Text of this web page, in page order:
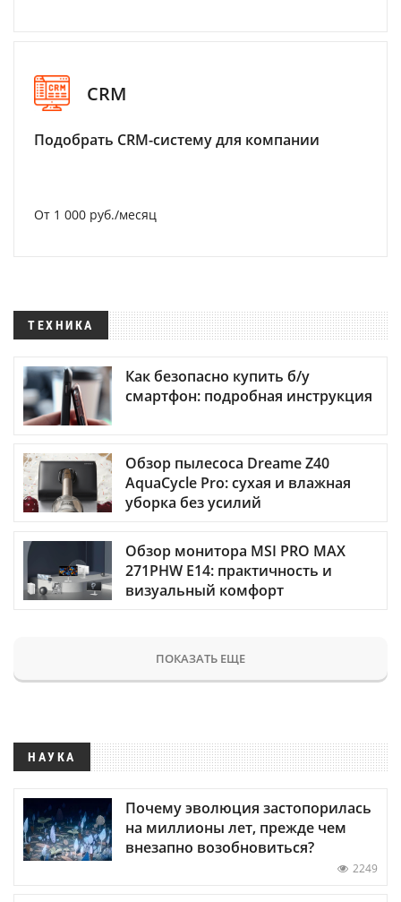
CRM
Подобрать CRM-систему для компании
От 1 000 руб./месяц
ТЕХНИКА
Как безопасно купить б/у
смартфон: подробная инструкция
Обзор пылесоса Dreame Z40
AquaCycle Pro: сухая и влажная
уборка без усилий
Обзор монитора MSI PRO MAX
271PHW E14: практичность и
визуальный комфорт
ПОКАЗАТЬ ЕЩЕ
НАУКА
Почему эволюция застопорилась
на миллионы лет, прежде чем
внезапно возобновиться?
2249